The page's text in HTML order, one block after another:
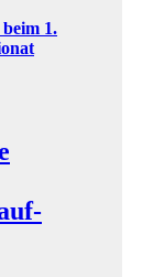
1.